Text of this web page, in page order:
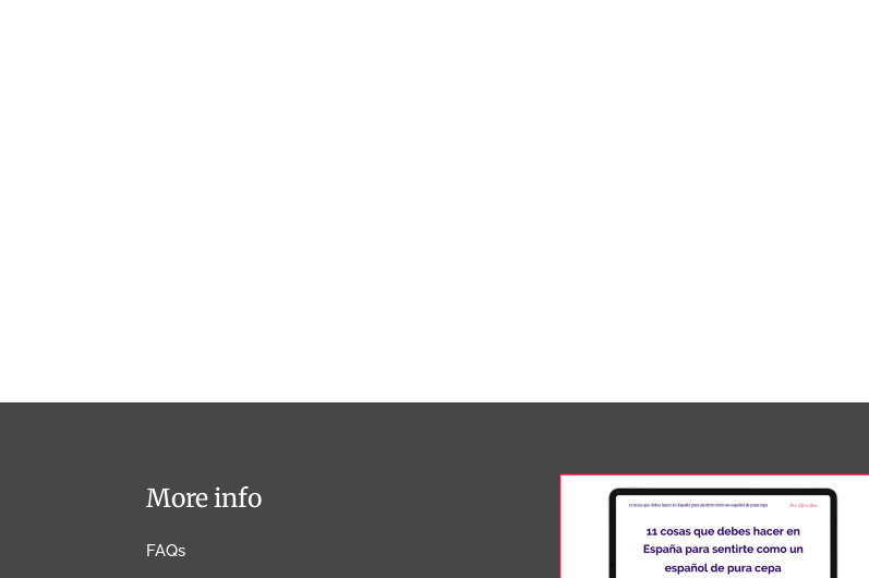
More info
FAQs